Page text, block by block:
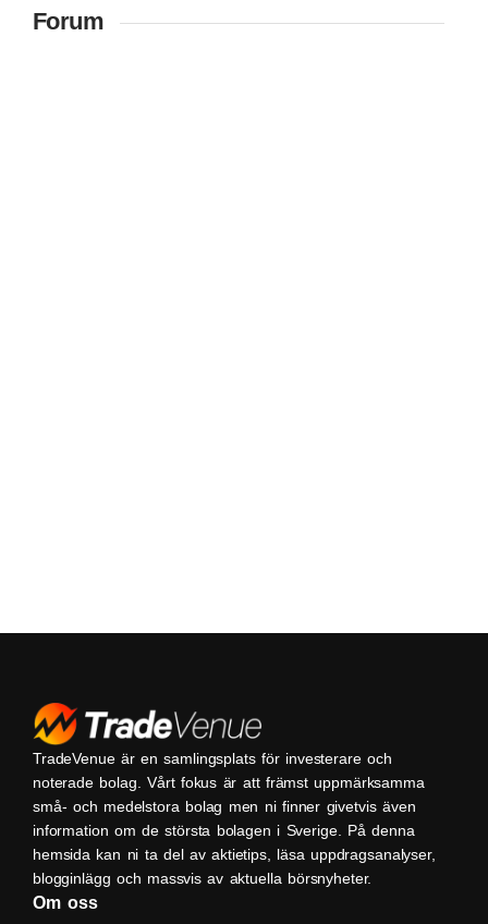
Forum
TradeVenue är en samlingsplats för investerare och
noterade bolag. Vårt fokus är att främst uppmärksamma
små- och medelstora bolag men ni finner givetvis även
information om de största bolagen i Sverige. På denna
hemsida kan ni ta del av aktietips, läsa uppdragsanalyser,
blogginlägg och massvis av aktuella börsnyheter.
Om oss